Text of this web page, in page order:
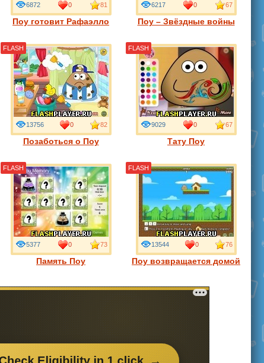
Поу готовит Рафаэлло
6872 0 81
Поу – Звёздные войны
6217 0 67
Позаботься о Поу
13756 0 82
FLASH
Тату Поу
9029 0 67
FLASH
Память Поу
5377 0 73
FLASH
Поу возвращается домой
13544 0 76
FLASH